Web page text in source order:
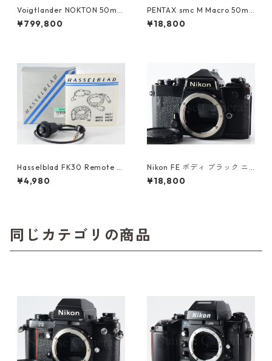
Voigtlander NOKTON 50mm
F1.5 L39マウント 前期 純正フ
ード付 希少 整備済 フォクトレ
¥799,800
PENTAX smc M Macro 50m
m F4 Kマウント ペンタックス
(61350)
¥18,800
Hasselblad FK30 Remote S
hutter Release 46043 ハッ
セルブラッド (61432)
¥4,980
Nikon FE ボディ ブラック ニ
コン（61416）
¥18,800
同じカテゴリの商品